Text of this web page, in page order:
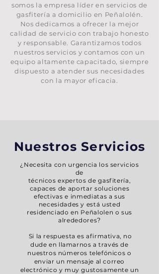
somos la empresa líder en servicios de
gasfitería a domicilio en Peñalolén.
Nos dedicamos a ofrecer la mejor
calidad de servicio con trabajo honesto
y responsable. Garantizamos todos
nuestros servicios y contamos con un
equipo altamente capacitado, siempre
dispuesto a atender sus necesidades
con la mayor eficacia.
Nuestros Servicios
¿Necesita con urgencia los servicios
de
técnicos expertos de gasfitería,
capaces de aportar soluciones
efectivas e inmediatas a sus
necesidades y está usted
residenciado en Peñalolen o sus
alrededores?
Si la respuesta es afirmativa, no
dude en llamarnos a través de
nuestros números telefónicos o
enviar un mensaje al correo
electrónico y muy gustosamente un